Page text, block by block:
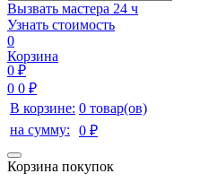
Вызвать мастера 24 ч
Узнать стоимость
0
Корзина
0 ₽
0 0 ₽
В корзине: 0 товар(ов)
на сумму:
0 ₽
Корзина покупок